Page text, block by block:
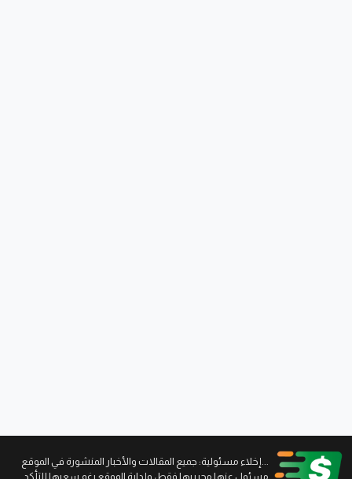
...إخلاء مسئولية: جميع المقالات والأخبار المنشورة في الموقع
مسئول عنها محرريها فقط، وإدارة الموقع رغم سعيها للتأكد